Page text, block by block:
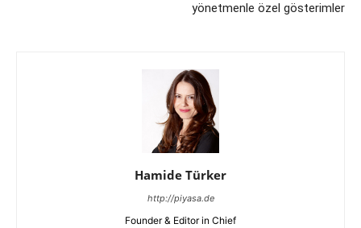
yönetmenle özel gösterimler
Hamide Türker
http://piyasa.de
Founder & Editor in Chief